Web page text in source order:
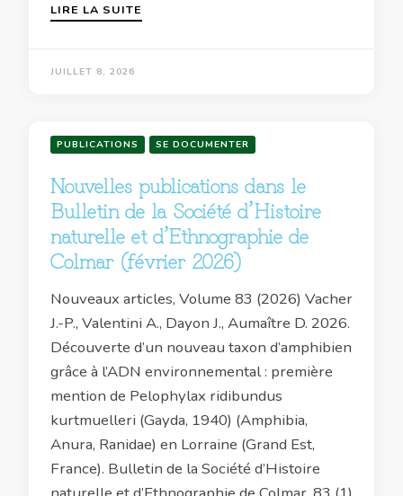
LIRE LA SUITE
JUILLET 8, 2026
PUBLICATIONS SE DOCUMENTER
Nouvelles publications dans le
Bulletin de la Société d’Histoire
naturelle et d’Ethnographie de
Colmar (février 2026)
Nouveaux articles, Volume 83 (2026) Vacher
J.-P., Valentini A., Dayon J., Aumaître D. 2026.
Découverte d’un nouveau taxon d’amphibien
grâce à l’ADN environnemental : première
mention de Pelophylax ridibundus
kurtmuelleri (Gayda, 1940) (Amphibia,
Anura, Ranidae) en Lorraine (Grand Est,
France). Bulletin de la Société d’Histoire